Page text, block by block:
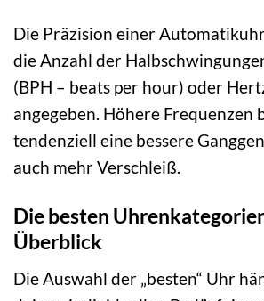
Die Präzision einer
die Anzahl der
(BPH – beats per hour) oder
angegeben. Höhere Frequenzen
tendenziell eine bessere
auch mehr Verschleiß.
Die besten
Überblick
Die Auswahl der „besten“ Uhr